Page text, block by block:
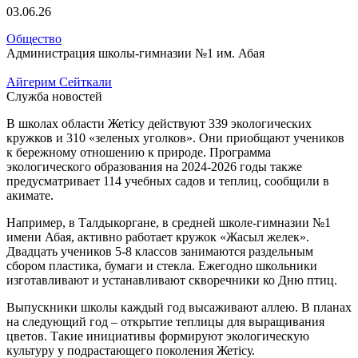
03.06.26
Общество
Администрация школы-гимназии №1 им. Абая
Айгерим Сейткали
Служба новостей
В школах области Жетісу действуют 339 экологических
кружков и 310 «зеленых уголков». Они приобщают учеников
к бережному отношению к природе. Программа
экологического образования на 2024-2026 годы также
предусматривает 114 учебных садов и теплиц, сообщили в
акимате.
Например, в Талдыкоргане, в средней школе-гимназии №1
имени Абая, активно работает кружок «Жасыл желек».
Двадцать учеников 5-8 классов занимаются раздельным
сбором пластика, бумаги и стекла. Ежегодно школьники
изготавливают и устанавливают скворечники ко Дню птиц.
Выпускники школы каждый год высаживают аллею. В планах
на следующий год – открытие теплицы для выращивания
цветов. Такие инициативы формируют экологическую
культуру у подрастающего поколения Жетісу.